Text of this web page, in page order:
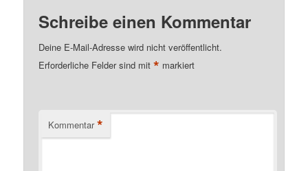
Schreibe einen Kommentar
Deine E-Mail-Adresse wird nicht veröffentlicht.
Erforderliche Felder sind mit* markiert
Kommentar *